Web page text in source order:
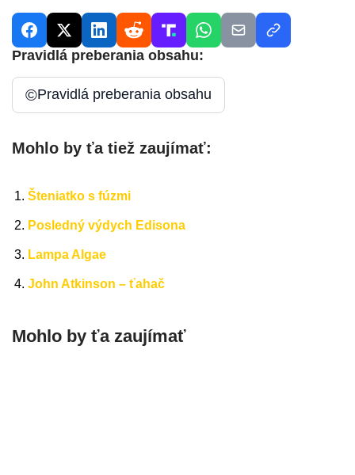
Pravidlá preberania obsahu:
©Pravidlá preberania obsahu
Mohlo by ťa tiež zaujímať:
Šteniatko s fúzmi
Posledný výdych Edisona
Lampa Algae
John Atkinson – ťahač
Mohlo by ťa zaujímať